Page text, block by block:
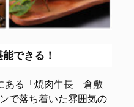
できる！
ある「焼肉牛長 倉敷
で落ち着いた雰囲気の